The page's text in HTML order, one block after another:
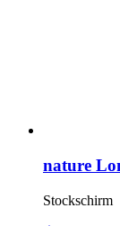
nature
Stockschirm